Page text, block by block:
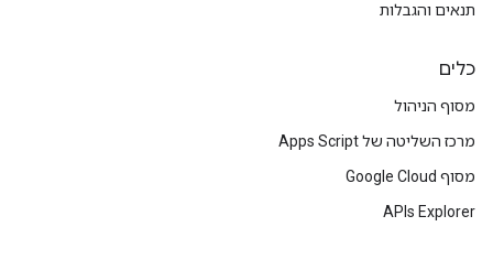
תנאים והגבלות
כלים
מסוף הניהול
מרכז השליטה של Apps Script
מסוף Google Cloud
APIs Explorer